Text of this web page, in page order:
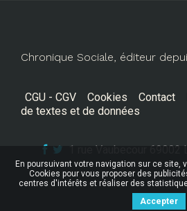
Chronique Sociale, éditeur
CGU - CGV Cookies Contact
de textes et de données
1 rue Vaubecour 69002
En poursuivant votre navigation sur ce
Cookies pour vous proposer des
centres d'intérêts et réaliser des
Accepter